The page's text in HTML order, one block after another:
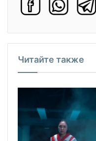
Читайте также